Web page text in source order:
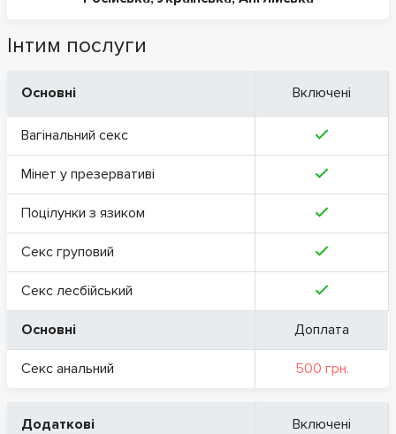
Інтим послуги
Основні Включені
Вагінальний секс
Мінет у презервативі
Поцілунки з язиком
Секс груповий
Секс лесбійський
Основні Доплата
Секс анальний 500 грн.
Додаткові Включені